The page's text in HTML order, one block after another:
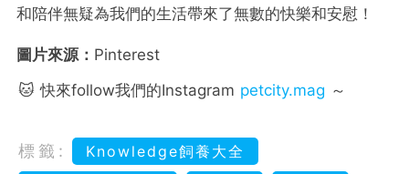
和陪伴無疑為我們的生活帶來了無數的快樂和安慰！
圖片來源： Pinterest
🐱 快來follow我們的Instagram petcity.mag ～
標籤:
Knowledge飼養大全